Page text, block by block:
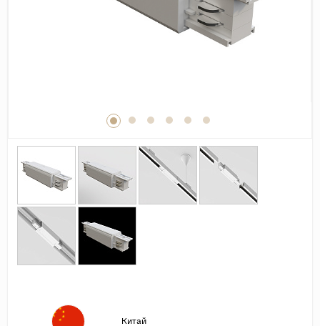
Оникс
Бетон
Декор
Матовая
Лаппатированная
Сатинированная
Китай